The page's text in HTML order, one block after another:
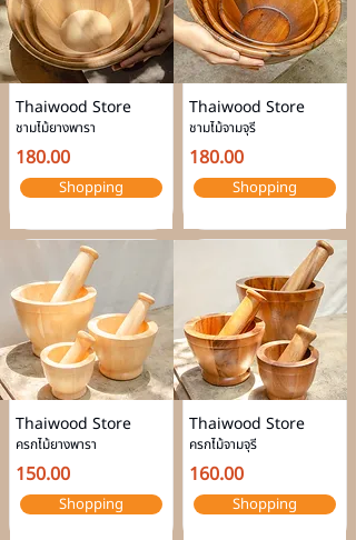
Thaiwood Store
ชามไม้ยางพารา
180.00
Shopping
Thaiwood Store
ครกไม้ยางพารา
150.00
Shopping
Thaiwood Store
ชามไม้จามจุรี
180.00
Shopping
Thaiwood Store
ครกไม้จามจุรี
160.00
Shopping